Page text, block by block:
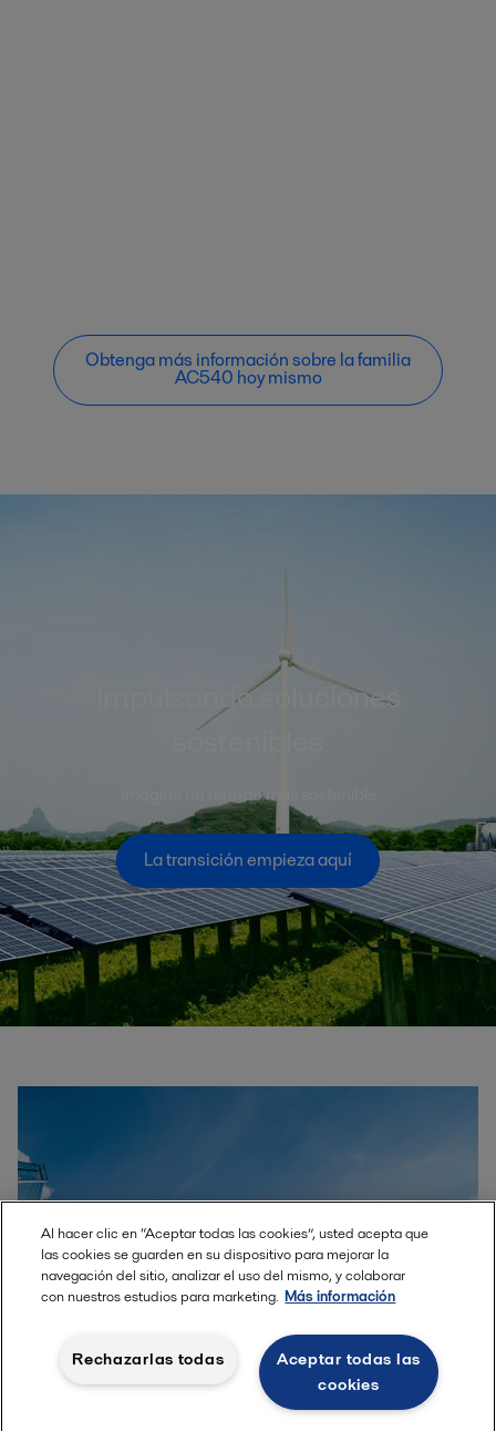
Obtenga más información sobre la familia
AC540 hoy mismo
Impulsando soluciones
sostenibles
Imagine un mundo más sostenible
La transición empieza aquí
Impulsando la innovación en el
Al hacer clic en “Aceptar todas las cookies”, usted acepta que
las cookies se guarden en su dispositivo para mejorar la
navegación del sitio, analizar el uso del mismo, y colaborar
con nuestros estudios para marketing. Más información
Aceptar todas las
cookies
Rechazarlas todas